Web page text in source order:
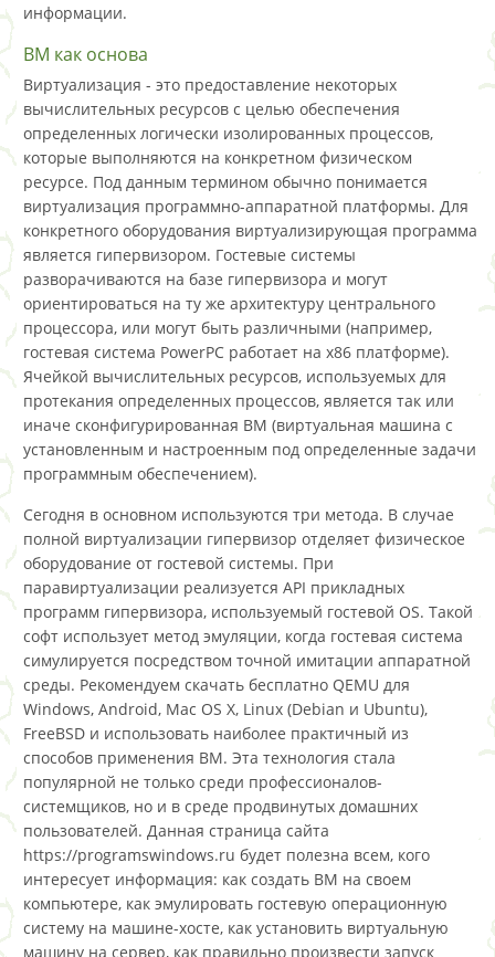
информации.
ВМ как основа
Виртуализация - это предоставление некоторых
вычислительных ресурсов с целью обеспечения
определенных логически изолированных процессов,
которые выполняются на конкретном физическом
ресурсе. Под данным термином обычно понимается
виртуализация программно-аппаратной платформы. Для
конкретного оборудования виртуализирующая программа
является гипервизором. Гостевые системы
разворачиваются на базе гипервизора и могут
ориентироваться на ту же архитектуру центрального
процессора, или могут быть различными (например,
гостевая система PowerPC работает на x86 платформе).
Ячейкой вычислительных ресурсов, используемых для
протекания определенных процессов, является так или
иначе сконфигурированная ВМ (виртуальная машина с
установленным и настроенным под определенные задачи
программным обеспечением).
Сегодня в основном используются три метода. В случае
полной виртуализации гипервизор отделяет физическое
оборудование от гостевой системы. При
паравиртуализации реализуется API прикладных
программ гипервизора, используемый гостевой OS. Такой
софт использует метод эмуляции, когда гостевая система
симулируется посредством точной имитации аппаратной
среды. Рекомендуем скачать бесплатно QEMU для
Windows, Android, Mac OS X, Linux (Debian и Ubuntu),
FreeBSD и использовать наиболее практичный из
способов применения ВМ. Эта технология стала
популярной не только среди профессионалов-
системщиков, но и в среде продвинутых домашних
пользователей. Данная страница сайта
https://programswindows.ru будет полезна всем, кого
интересует информация: как создать ВМ на своем
компьютере, как эмулировать гостевую операционную
систему на машине-хосте, как установить виртуальную
машину на сервер, как правильно произвести запуск